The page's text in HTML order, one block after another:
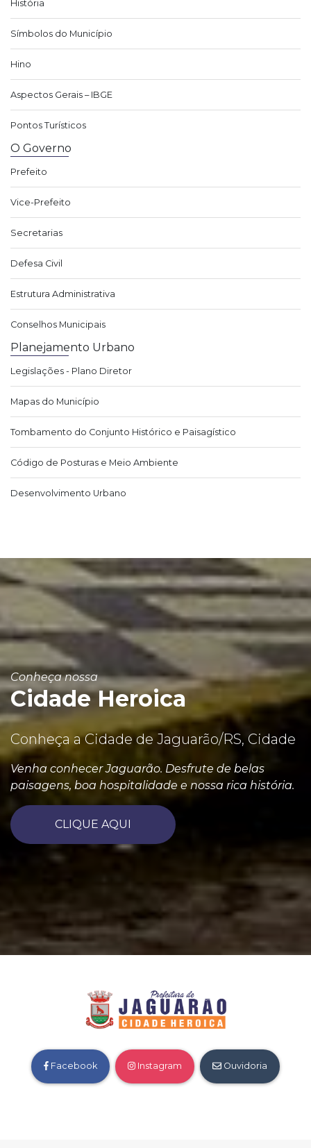
História
Símbolos do Município
Hino
Aspectos Gerais – IBGE
Pontos Turísticos
O Governo
Prefeito
Vice-Prefeito
Secretarias
Defesa Civil
Estrutura Administrativa
Conselhos Municipais
Planejamento Urbano
Legislações - Plano Diretor
Mapas do Município
Tombamento do Conjunto Histórico e Paisagístico
Código de Posturas e Meio Ambiente
Desenvolvimento Urbano
Conheça nossa
Cidade Heroica
Conheça a Cidade de Jaguarão/RS, Cidade
Venha conhecer Jaguarão. Desfrute de belas
paisagens, boa hospitalidade e nossa rica história.
CLIQUE AQUI
Facebook Instagram Ouvidoria